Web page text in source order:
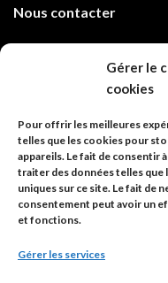
Gérer le
cookies
Pour offrir les meilleures
telles que les cookies pour
appareils. Le fait de consentir
traiter des données telles que
uniques sur ce site. Le fait de
consentement peut avoir un
et fonctions.
Gérer les services
Nous contacter
info@code-animal.com
Code Animal
26, rue principale
67480 Roppenheim
Adresse à utiliser pour